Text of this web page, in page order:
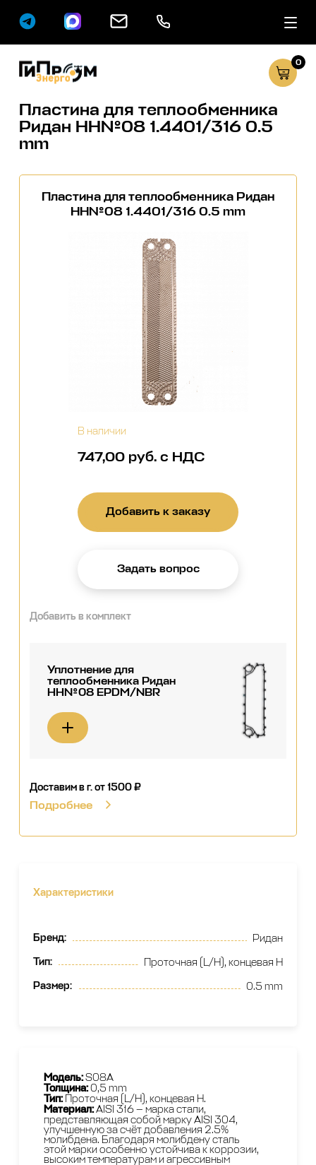
Сервисные
0
Пластина для теплообменника
Ридан НН№08 1.4401/316 0.5
mm
Пластина для теплообменника Ридан
НН№08 1.4401/316 0.5 mm
В наличии
747,00 руб. с НДС
Добавить к заказу
Задать вопрос
Добавить в комплект
Уплотнение для
теплообменника Ридан
НН№08 EPDM/NBR
Доставим в г.от 1500 ₽
Подробнее
Характеристики
Бренд: Ридан
Тип: Проточная (L/H), концевая H
Размер: 0.5 mm
Модель:S08A
Толщина:0,5 mm
Тип:Проточная (L/H), концевая H.
Материал:AISI 316 — марка стали,
представляющая собой марку AISI 304,
улучшенную за счёт добавления 2.5%
молибдена. Благодаря молибдену сталь
этой марки особенно устойчива к коррозии,
высоким температурам и агрессивным